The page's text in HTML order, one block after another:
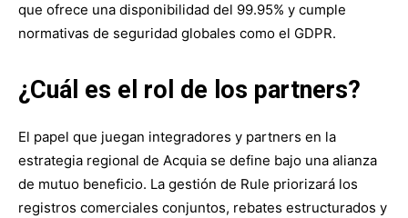
que ofrece una disponibilidad del 99.95% y cumple
normativas de seguridad globales como el GDPR.
¿Cuál es el rol de los partners?
El papel que juegan integradores y partners en la
estrategia regional de Acquia se define bajo una alianza
de mutuo beneficio. La gestión de Rule priorizará los
registros comerciales conjuntos, rebates estructurados y